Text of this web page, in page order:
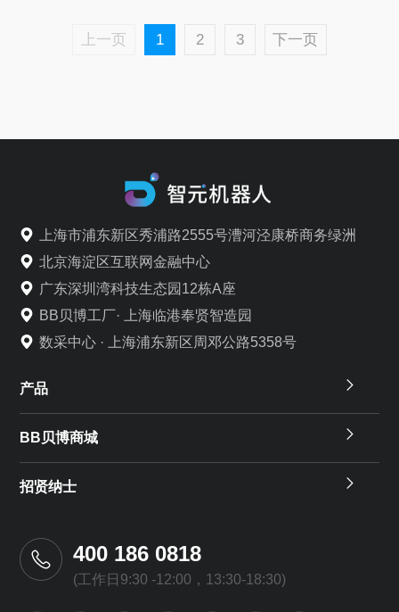
上一页 1 2 3 下一页
上海市浦东新区秀浦路2555号漕河泾康桥商务绿洲
北京海淀区互联网金融中心
广东深圳湾科技生态园12栋A座
BB贝博工厂· 上海临港奉贤智造园
数采中心 · 上海浦东新区周邓公路5358号
产品
BB贝博商城
招贤纳士
400 186 0818
(工作日9:30 -12:00，13:30-18:30)